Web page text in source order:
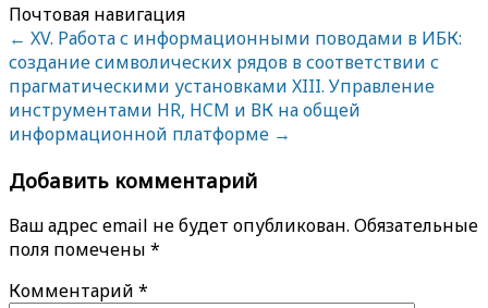
Почтовая навигация
← XV. Работа с информационными поводами в ИБК:
создание символических рядов в соответствии с
прагматическими установками XIII. Управление
инструментами HR, HCM и ВК на общей
информационной платформе →
Добавить комментарий
Ваш адрес email не будет опубликован. Обязательные
поля помечены *
Комментарий *